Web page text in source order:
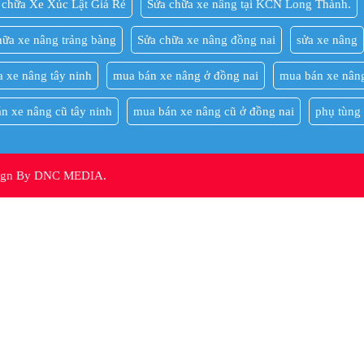
chữa Xe Xúc Lật Giá Rẻ Sửa chữa xe nâng tại KCN Long Thành.
xe nâng trảng bàng Sửa chữa xe nâng đồng nai sửa xe nâng
xe nâng tây ninh mua bán xe nâng ở đồng nai mua bán xe
xe nâng cũ tây ninh mua bán xe nâng cũ ở đồng nai phụ tùng
By DNC MEDIA.